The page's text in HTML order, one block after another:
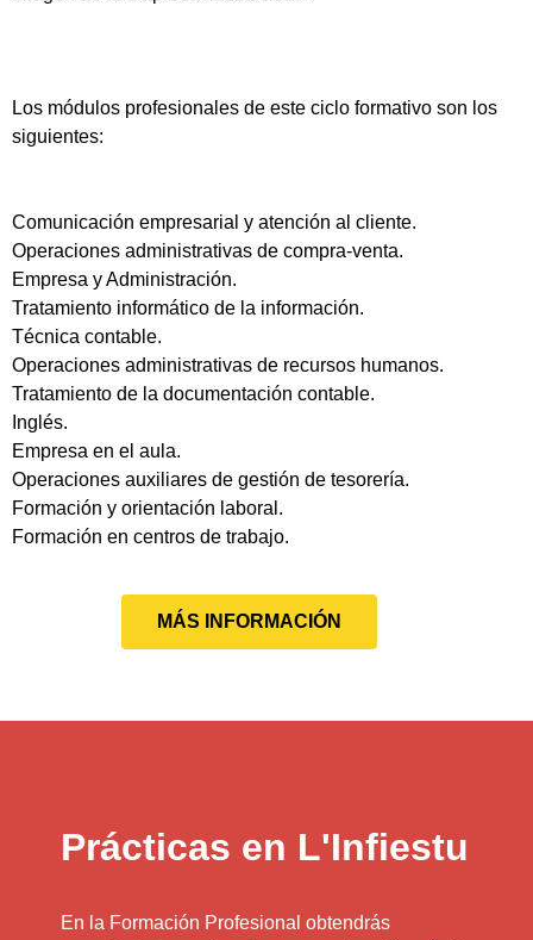
Los módulos profesionales de este ciclo formativo son los
siguientes:
Comunicación empresarial y atención al cliente.
Operaciones administrativas de compra-venta.
Empresa y Administración.
Tratamiento informático de la información.
Técnica contable.
Operaciones administrativas de recursos humanos.
Tratamiento de la documentación contable.
Inglés.
Empresa en el aula.
Operaciones auxiliares de gestión de tesorería.
Formación y orientación laboral.
Formación en centros de trabajo.
MÁS INFORMACIÓN
Prácticas en L'Infiestu
En la Formación Profesional obtendrás